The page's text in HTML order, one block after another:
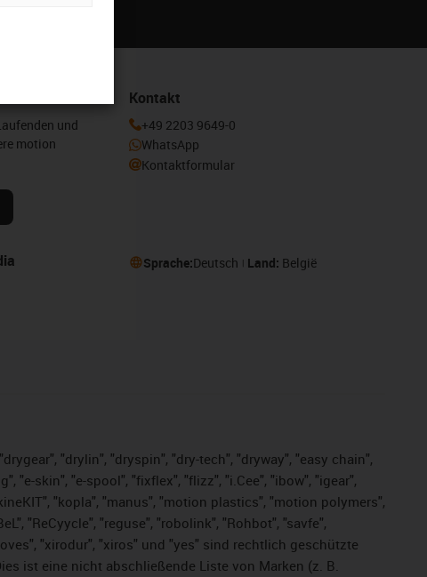
und
motion
Kontakt
+49 2203 9649-0
WhatsApp
Kontaktformular
Sprache:Deutsch Land: België
"drylin", "dryspin", "dry-tech", "dryway", "easy chain",
"e-skin", "e-spool", "fixflex", "flizz", "i.Cee", "ibow", "igear",
"kopla", "manus", "motion plastics", "motion polymers",
"ReCyycle", "reguse", "robolink", "Rohbot", "savfe",
"xirodur", "xiros" und "yes" sind rechtlich geschützte
ist eine nicht abschließende Liste von Marken (z. B.